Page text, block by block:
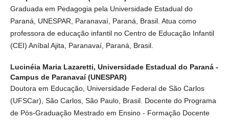
Graduada em Pedagogia pela Universidade Estadual do
Paraná, UNESPAR, Paranavaí, Paraná, Brasil. Atua como
professora de educação infantil no Centro de Educação Infantil
(CEI) Aníbal Ajita, Paranavaí, Paraná, Brasil.
Lucinéia Maria Lazaretti, Universidade Estadual do Paraná -
Campus de Paranavaí (UNESPAR)
Doutora em Educação, Universidade Federal de São Carlos
(UFSCar), São Carlos, São Paulo, Brasil. Docente do Programa
de Pós-Graduação Mestrado em Ensino - Formação Docente